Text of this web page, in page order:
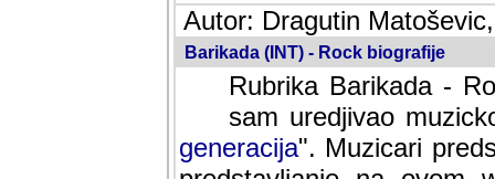
Autor: Dragutin
Barikada (INT) - Rock biografije
Rubrika Barikada -
sam uredjivao
generacija". Muzicari